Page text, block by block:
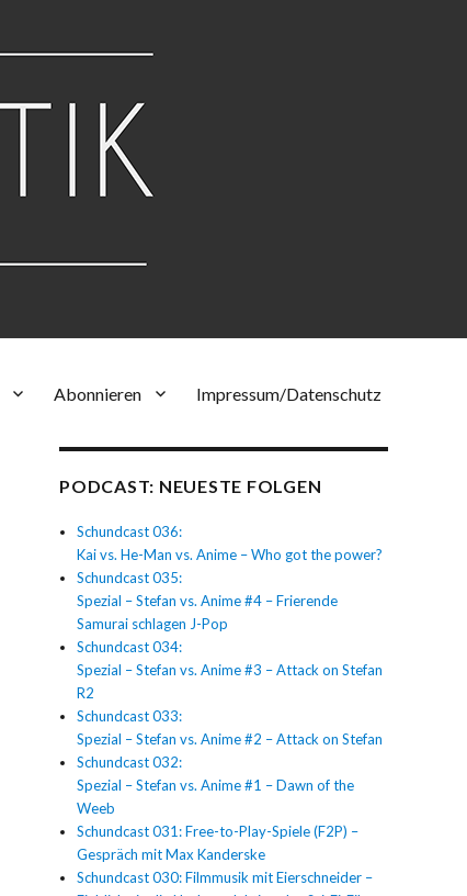
Abonnieren Impressum/Datenschutz
PODCAST: NEUESTE FOLGEN
Schundcast 036:
Kai vs. He-Man vs. Anime – Who got the power?
Schundcast 035:
Spezial – Stefan vs. Anime #4 – Frierende
Samurai schlagen J-Pop
Schundcast 034:
Spezial – Stefan vs. Anime #3 – Attack on Stefan
R2
Schundcast 033:
Spezial – Stefan vs. Anime #2 – Attack on Stefan
Schundcast 032:
Spezial – Stefan vs. Anime #1 – Dawn of the
Weeb
Schundcast 031: Free-to-Play-Spiele (F2P) –
Gespräch mit Max Kanderske
Schundcast 030: Filmmusik mit Eierschneider –